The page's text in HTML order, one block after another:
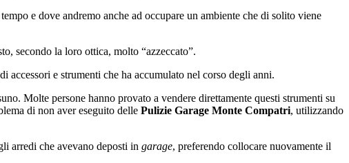
e dove andremo anche ad occupare un ambiente che di solito viene
secondo la loro ottica, molto “azzeccato”.
accessori e strumenti che ha accumulato nel corso degli anni.
Molte persone hanno provato a vendere direttamente questi strumenti su
di non aver eseguito delle Pulizie Garage Monte Compatri, utilizzando
arredi che avevano deposti in garage, preferendo collocare nuovamente il